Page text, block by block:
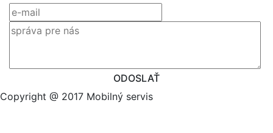
ODOSLAŤ
Copyright @ 2017 Mobilný servis